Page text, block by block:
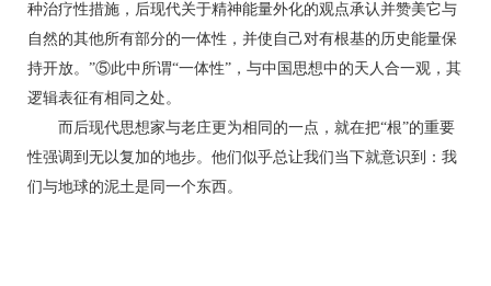
种治疗性措施，后现代关于精神能量外化的观点承认并赞美它与
自然的其他所有部分的一体性，并使自己对有根基的历史能量保
持开放。”⑤此中所谓“一体性”，与中国思想中的天人合一观，其
逻辑表征有相同之处。
而后现代思想家与老庄更为相同的一点，就在把“根”的重要
性强调到无以复加的地步。他们似乎总让我们当下就意识到：我
们与地球的泥土是同一个东西。